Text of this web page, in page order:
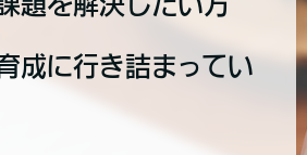
成に行き詰まってい